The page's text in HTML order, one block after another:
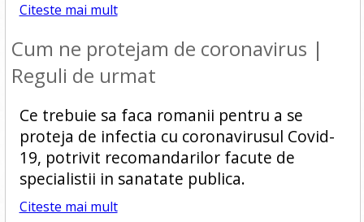
Citeste mai mult
Cum ne protejam de coronavirus |
Reguli de urmat
Ce trebuie sa faca romanii pentru a se
proteja de infectia cu coronavirusul Covid-
19, potrivit recomandarilor facute de
specialistii in sanatate publica.
Citeste mai mult